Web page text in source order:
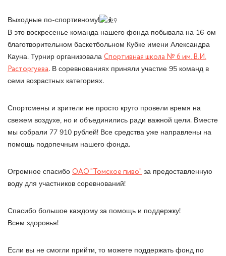
Выходные по-спортивному!
В это воскресенье команда нашего фонда побывала на 16-ом
благотворительном баскетбольном Кубке имени Александра
Кауна. Турнир организовала Спортивная школа № 6 им. В.И.
Расторгуева. В соревнованиях приняли участие 95 команд в
семи возрастных категориях.
Спортсмены и зрители не просто круто провели время на
свежем воздухе, но и объединились ради важной цели. Вместе
мы собрали 77 910 рублей! Все средства уже направлены на
помощь подопечным нашего фонда.
Огромное спасибо ОАО "Томское пиво" за предоставленную
воду для участников соревнований!
Спасибо большое каждому за помощь и поддержку!
Всем здоровья!
Если вы не смогли прийти, то можете поддержать фонд по